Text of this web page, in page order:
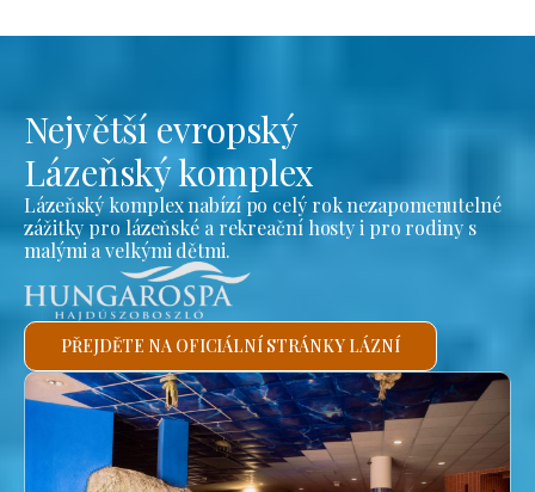
Největší evropský
Lázeňský komplex
Lázeňský komplex nabízí po celý rok nezapomenutelné
zážitky pro lázeňské a rekreační hosty i pro rodiny s
malými a velkými dětmi.
PŘEJDĚTE NA OFICIÁLNÍ STRÁNKY LÁZNÍ